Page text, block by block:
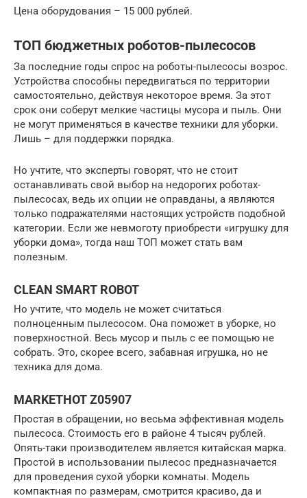
Цена оборудования – 15 000 рублей.
ТОП бюджетных роботов-пылесосов
За последние годы спрос на роботы-пылесосы возрос.
Устройства способны передвигаться по территории
самостоятельно, действуя некоторое время. За этот
срок они соберут мелкие частицы мусора и пыль. Они
не могут применяться в качестве техники для уборки.
Лишь – для поддержки порядка.
Но учтите, что эксперты говорят, что не стоит
останавливать свой выбор на недорогих роботах-
пылесосах, ведь их опции не оправданы, а являются
только подражателями настоящих устройств подобной
категории. Если же невмоготу приобрести «игрушку для
уборки дома», тогда наш ТОП может стать вам
полезным.
CLEAN SMART ROBOT
Но учтите, что модель не может считаться
полноценным пылесосом. Она поможет в уборке, но
поверхностной. Весь мусор и пыль с ее помощью не
собрать. Это, скорее всего, забавная игрушка, но не
техника для дома.
MARKETHOT Z05907
Простая в обращении, но весьма эффективная модель
пылесоса. Стоимость его в районе 4 тысяч рублей.
Опять-таки производителем является китайская марка.
Простой в использовании пылесос предназначается
для проведения сухой уборки комнаты. Модель
компактная по размерам, смотрится красиво, да и